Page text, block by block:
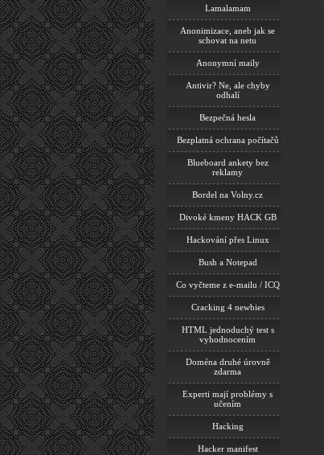
Lamalamam
Anonimizace, aneb jak se
schovat na netu
Anonymní maily
Antivir? Ne, ale chyby
odhalí
Bezpečná hesla
Bezplatná ochrana počítačů
Blueboard ankety bez
reklamy
Bordel na Volny.cz
Divoké kmeny HACK GB
Hackování přes Linux
Bush a Notepad
Co vyčteme z e-mailu / ICQ
Cracking 4 newbies
HTML jednoduchý test s
vyhodnocením
Doména druhé úrovně
zdarma
Experti mají problémy s
učením
Hacking
Hacker manifest